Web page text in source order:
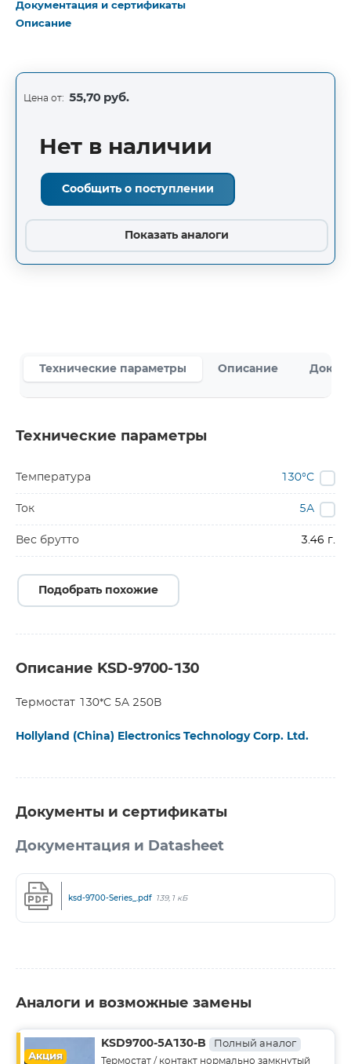
Документация и сертификаты
Описание
Цена от: 55,70 руб.
Нет в наличии
Сообщить о поступлении
Показать аналоги
Технические параметры Описание
Технические параметры
Температура 130°С
Ток 5А
Вес брутто 3.46 г.
Подобрать похожие
Описание KSD-9700-130
Термостат 130*C 5A 250В
Hollyland (China) Electronics Technology Corp. Ltd.
Документы и сертификаты
Документация и Datasheet
ksd-9700-Series_.pdf 139,1 кБ
Аналоги и возможные замены
Акция
KSD9700-5A130-B Полный аналог
Термостат / контакт нормально замкнутый